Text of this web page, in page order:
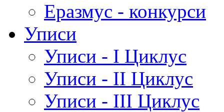
Еразмус - конкурси
Уписи
Уписи - I Циклус
Уписи - II Циклус
Уписи - III Циклус